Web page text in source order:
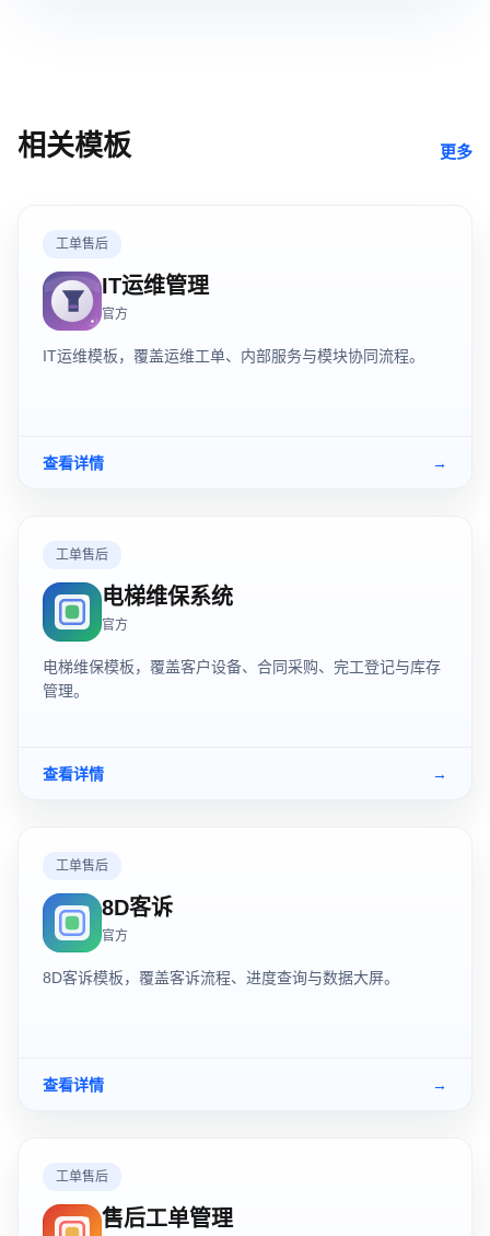
相关模板 更多
工单售后
IT运维管理
官方
IT运维模板，覆盖运维工单、内部服务与模块协同流程。
查看详情 →
工单售后
电梯维保系统
官方
电梯维保模板，覆盖客户设备、合同采购、完工登记与库存
管理。
查看详情 →
工单售后
8D客诉
官方
8D客诉模板，覆盖客诉流程、进度查询与数据大屏。
查看详情 →
工单售后
售后工单管理